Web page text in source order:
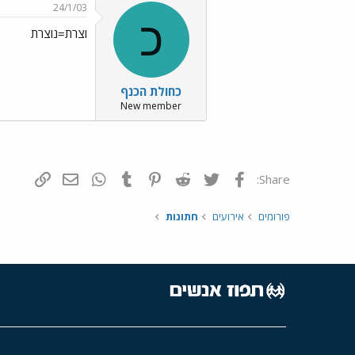
כ
כחולת הכנף
New member
24/1/03
וצרת=נוצרת
Share: פייסבוק Twitter
Reddit
Pinterest
Tumblr
WhatsAppדואר אלקטרוני
פורומים אירועים חתונות